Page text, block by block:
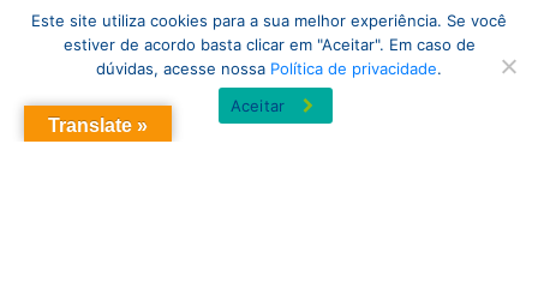
Translate »
Este site utiliza cookies para a sua melhor experiência. Se você
estiver de acordo basta clicar em "Aceitar". Em caso de
dúvidas, acesse nossa Política de privacidade.
Aceitar